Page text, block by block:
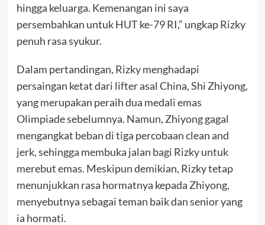
hingga keluarga. Kemenangan ini saya
persembahkan untuk HUT ke-79 RI,” ungkap Rizky
penuh rasa syukur.
Dalam pertandingan, Rizky menghadapi
persaingan ketat dari lifter asal China, Shi Zhiyong,
yang merupakan peraih dua medali emas
Olimpiade sebelumnya. Namun, Zhiyong gagal
mengangkat beban di tiga percobaan clean and
jerk, sehingga membuka jalan bagi Rizky untuk
merebut emas. Meskipun demikian, Rizky tetap
menunjukkan rasa hormatnya kepada Zhiyong,
menyebutnya sebagai teman baik dan senior yang
ia hormati.